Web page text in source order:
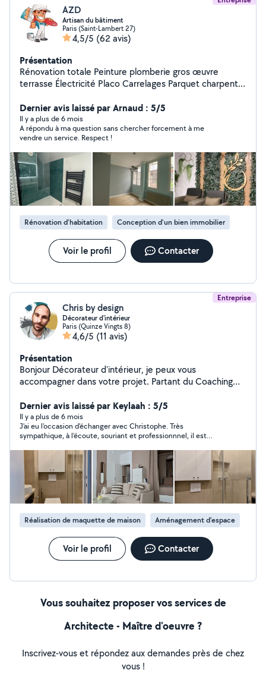
AZD
Artisan du bâtiment
Paris (Saint-Lambert 27)
4,5/5 (62 avis)
Présentation
Rénovation totale Peinture plomberie gros œuvre
terrasse Électricité Placo Carrelages Parquet charpente
Dernier avis laissé par Arnaud : 5/5
Il y a plus de 6 mois
A répondu à ma question sans chercher forcement à me
vendre un service. Respect !
Rénovation d'habitation Conception d'un bien immobilier
Voir le profil Contacter
Entreprise
Chris by design
Décorateur d'intérieur
Paris (Quinze Vingts 8)
4,6/5 (11 avis)
Présentation
Bonjour Décorateur d'intérieur, je peux vous
accompagner dans votre projet. Partant du Coaching
commande de mobiliers, en passant par la création de
visuels 3D, je propose un choix de services qui ne
manqueront pas de vous satisfaire. le devis est gratuit !
visiter mon Instagram : chris_by_design Bonne journée a
vous
Dernier avis laissé par Keylaah : 5/5
Il y a plus de 6 mois
J'ai eu l'occasion d'échanger avec Christophe. Très
sympathique, à l'écoute, souriant et professionnnel, il est
donné de précieux conseils concernant notre projet. Je vous
recommande de collaborer avec lui pour toute demande de
décoration d'intérieur. Merci encore à vous Christophe!
Réalisation de maquette de maison Aménagement d'espace
Voir le profil Contacter
Vous souhaitez proposer vos services de
Architecte - Maître d'oeuvre ?
Inscrivez-vous et répondez aux demandes près de chez
vous !